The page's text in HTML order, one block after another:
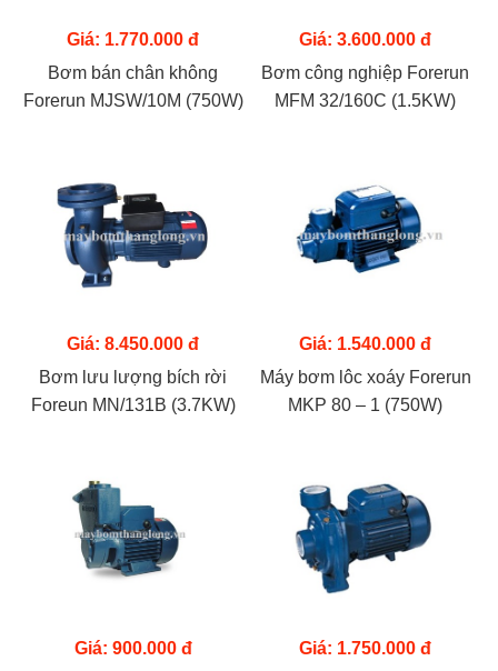
Giá: 1.770.000 đ
Bơm bán chân không
Forerun MJSW/10M (750W)
Giá: 3.600.000 đ
Bơm công nghiệp Forerun
MFM 32/160C (1.5KW)
Giá: 8.450.000 đ
Bơm lưu lượng bích rời
Foreun MN/131B (3.7KW)
Giá: 1.540.000 đ
Máy bơm lôc xoáy Forerun
MKP 80 – 1 (750W)
Giá: 900.000 đ
Giá: 1.750.000 đ